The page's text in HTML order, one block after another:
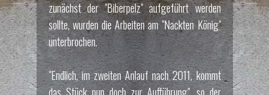
zunächst der "Biberpelz" aufgeführt werden
sollte, wurden die Arbeiten am "Nackten König"
unterbrochen.
"Endlich, im zweiten Anlauf nach 2011, kommt
das Stück nun doch zur Aufführung", so der